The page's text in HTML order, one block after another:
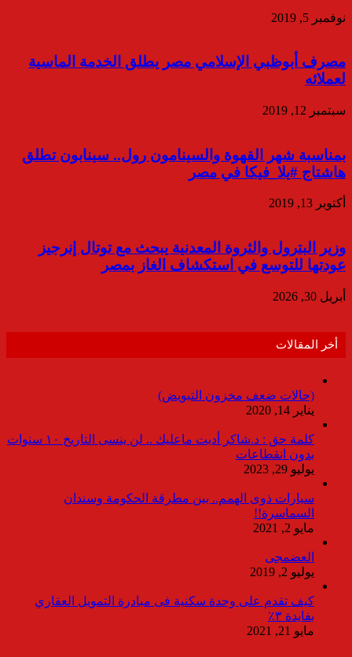
نوفمبر 5, 2019
مصرف أبوظبي الإسلامي مصر يطلق الخدمة الماسية
لعملائه
سبتمبر 12, 2019
بمناسبة شهر القهوة والسينامون رول.. سينابون تطلق
هاشتاج #يلا_فيكا في مصر
أكتوبر 13, 2019
وزير البترول والثروة المعدنية يبحث مع توتال إنرجيز
عودتها للتوسع في استكشاف الغاز بمصر
أبريل 30, 2026
أخر المقالات
(حالات ضعف مخزون التبويض)
يناير 14, 2020
كلمة حق : د.شاكر أديت ماعليك .. لن ينسى التاريخ ١٠ سنوات
بدون انقطاعات
يوليو 29, 2023
سيارات ذوى الهمم.. بين مطرقة الحكومة وسندان
السماسرة!!
مايو 2, 2021
العضمجى
يوليو 2, 2019
كيف تقدم على وحدة سكنية فى مبادرة التمويل العقاري
بفايدة ٣٪
مايو 21, 2021